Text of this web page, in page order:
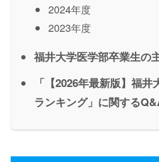
2024年度
2023年度
福井大学医学部卒業生の
「【2026年最新版】福
ランキング」に関する